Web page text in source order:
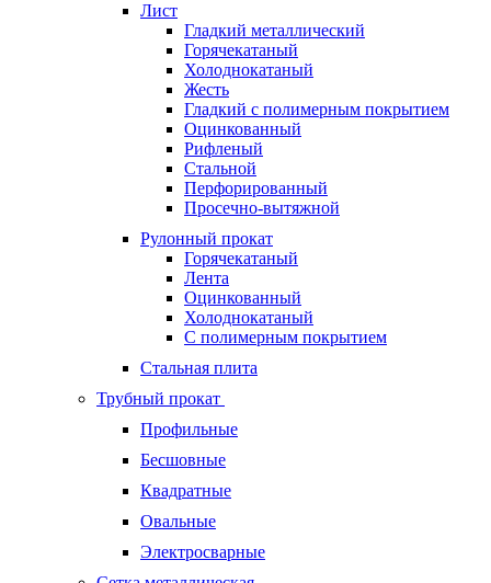
Лист
Гладкий металлический
Горячекатаный
Холоднокатаный
Жесть
Гладкий с полимерным покрытием
Оцинкованный
Рифленый
Стальной
Перфорированный
Просечно-вытяжной
Рулонный прокат
Горячекатаный
Лента
Оцинкованный
Холоднокатаный
С полимерным покрытием
Стальная плита
Трубный прокат
Профильные
Бесшовные
Квадратные
Овальные
Электросварные